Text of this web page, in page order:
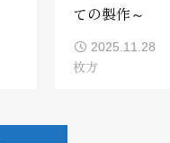
ての製作～
2025.11.28
枚方